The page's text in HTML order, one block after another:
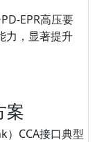
EPR高压要
力，显著提升
案
CCA接口典型